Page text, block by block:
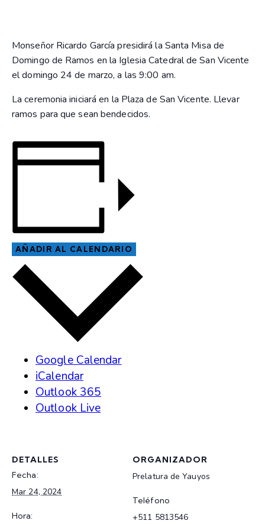
Monseñor Ricardo García presidirá la Santa Misa de
Domingo de Ramos en la Iglesia Catedral de San Vicente
el domingo 24 de marzo, a las 9:00 am.
La ceremonia iniciará en la Plaza de San Vicente. Llevar
ramos para que sean bendecidos.
AÑADIR AL CALENDARIO
Google Calendar
iCalendar
Outlook 365
Outlook Live
DETALLES
Fecha:
Mar 24, 2024
Hora:
ORGANIZADOR
Prelatura de Yauyos
Teléfono
+511 5813546